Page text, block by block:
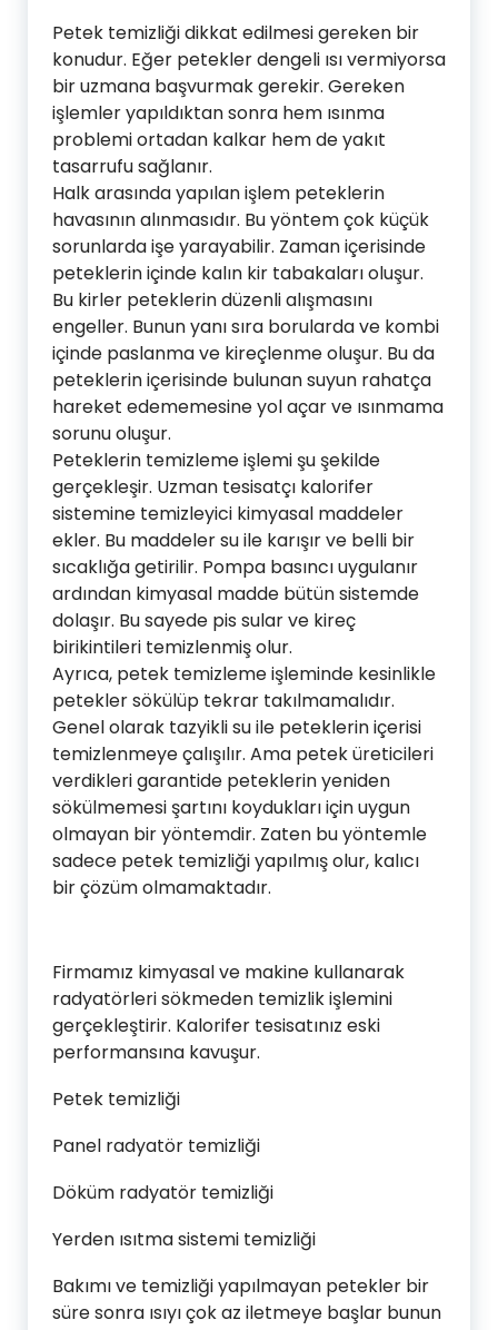
Petek temizliği dikkat edilmesi gereken bir
konudur. Eğer petekler dengeli ısı vermiyorsa
bir uzmana başvurmak gerekir. Gereken
işlemler yapıldıktan sonra hem ısınma
problemi ortadan kalkar hem de yakıt
tasarrufu sağlanır.
Halk arasında yapılan işlem peteklerin
havasının alınmasıdır. Bu yöntem çok küçük
sorunlarda işe yarayabilir. Zaman içerisinde
peteklerin içinde kalın kir tabakaları oluşur.
Bu kirler peteklerin düzenli alışmasını
engeller. Bunun yanı sıra borularda ve kombi
içinde paslanma ve kireçlenme oluşur. Bu da
peteklerin içerisinde bulunan suyun rahatça
hareket edememesine yol açar ve ısınmama
sorunu oluşur.
Peteklerin temizleme işlemi şu şekilde
gerçekleşir. Uzman tesisatçı kalorifer
sistemine temizleyici kimyasal maddeler
ekler. Bu maddeler su ile karışır ve belli bir
sıcaklığa getirilir. Pompa basıncı uygulanır
ardından kimyasal madde bütün sistemde
dolaşır. Bu sayede pis sular ve kireç
birikintileri temizlenmiş olur.
Ayrıca, petek temizleme işleminde kesinlikle
petekler sökülüp tekrar takılmamalıdır.
Genel olarak tazyikli su ile peteklerin içerisi
temizlenmeye çalışılır. Ama petek üreticileri
verdikleri garantide peteklerin yeniden
sökülmemesi şartını koydukları için uygun
olmayan bir yöntemdir. Zaten bu yöntemle
sadece petek temizliği yapılmış olur, kalıcı
bir çözüm olmamaktadır.
Firmamız kimyasal ve makine kullanarak
radyatörleri sökmeden temizlik işlemini
gerçekleştirir. Kalorifer tesisatınız eski
performansına kavuşur.
Petek temizliği
Panel radyatör temizliği
Döküm radyatör temizliği
Yerden ısıtma sistemi temizliği
Bakımı ve temizliği yapılmayan petekler bir
süre sonra ısıyı çok az iletmeye başlar bunun